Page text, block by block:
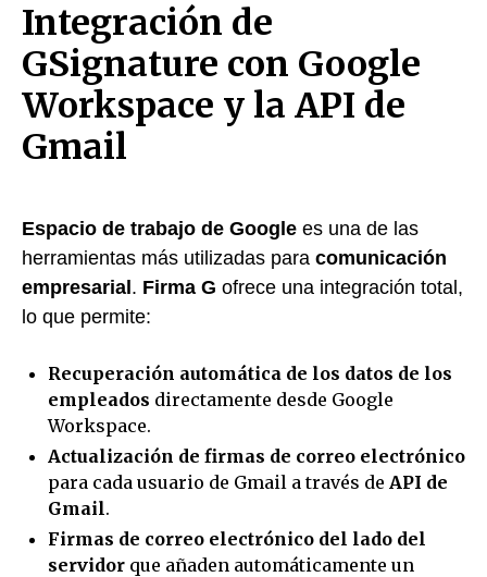
Integración de
GSignature con Google
Workspace y la API de
Gmail
Espacio de trabajo de Google es una de las
herramientas más utilizadas para comunicación
empresarial. Firma G ofrece una integración total,
lo que permite:
Recuperación automática de los datos de los
empleados directamente desde Google
Workspace.
Actualización de firmas de correo electrónico
para cada usuario de Gmail a través de API de
Gmail.
Firmas de correo electrónico del lado del
servidor que añaden automáticamente un